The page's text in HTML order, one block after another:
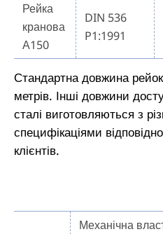
Рейка
кранова
А150
DIN 536
P1:1991
Стандартна довжина
метрів. Інші довжини
сталі виготовляються з
специфікаціями
клієнтів.
Механічна